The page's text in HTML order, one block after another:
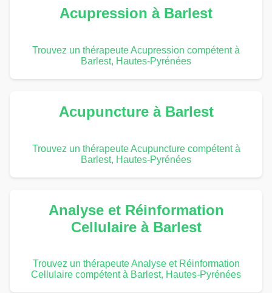
Acupression à Barlest
Trouvez un thérapeute Acupression compétent à
Barlest, Hautes-Pyrénées
Acupuncture à Barlest
Trouvez un thérapeute Acupuncture compétent à
Barlest, Hautes-Pyrénées
Analyse et Réinformation
Cellulaire à Barlest
Trouvez un thérapeute Analyse et Réinformation
Cellulaire compétent à Barlest, Hautes-Pyrénées